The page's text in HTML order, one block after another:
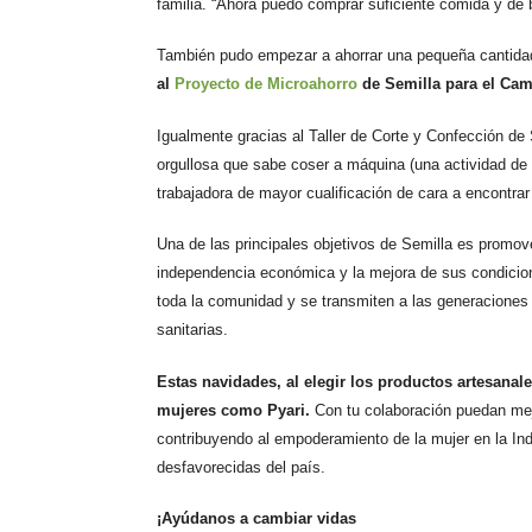
familia. “Ahora puedo comprar suficiente comida y
También pudo empezar a ahorrar una pequeña
al Proyecto de Microahorro de Semilla para el
Igualmente gracias al Taller de Corte y Confección
orgullosa que sabe coser a máquina (una actividad
trabajadora de mayor cualificación de cara a
Una de las principales objetivos de Semilla es
independencia económica y la mejora de sus
toda la comunidad y se transmiten a las
sanitarias.
Estas navidades, al elegir los productos
mujeres como Pyari. Con tu colaboración puedan
contribuyendo al empoderamiento de la mujer en la
desfavorecidas del país.
¡Ayúdanos a cambiar vidas